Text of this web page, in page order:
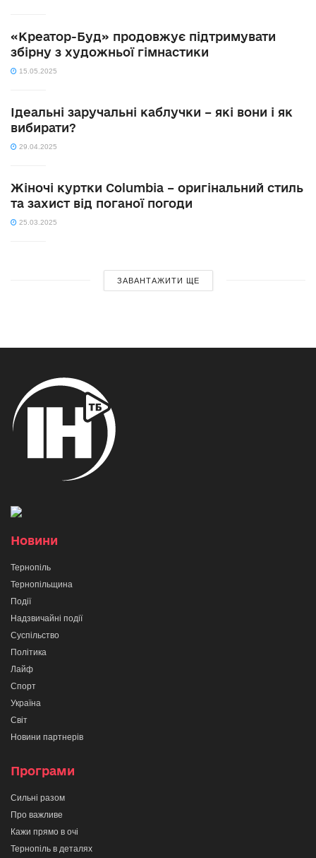
«Креатор-Буд» продовжує підтримувати
збірну з художньої гімнастики
15.05.2025
Ідеальні заручальні каблучки – які вони і як
вибирати?
29.04.2025
Жіночі куртки Columbia – оригінальний стиль
та захист від поганої погоди
25.03.2025
ЗАВАНТАЖИТИ ЩЕ
Новини
Тернопіль
Тернопільщина
Події
Надзвичайні події
Суспільство
Політика
Лайф
Спорт
Україна
Світ
Новини партнерів
Програми
Сильні разом
Про важливе
Кажи прямо в очі
Тернопіль в деталях